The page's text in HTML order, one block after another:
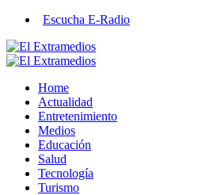
Saltar
contenido
Escucha E-Radio
Primary
Home
Actualidad
Entretenimiento
Medios
Educación
Salud
Tecnología
Turismo